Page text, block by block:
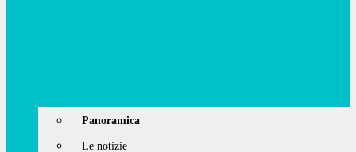
Panoramica
Le notizie